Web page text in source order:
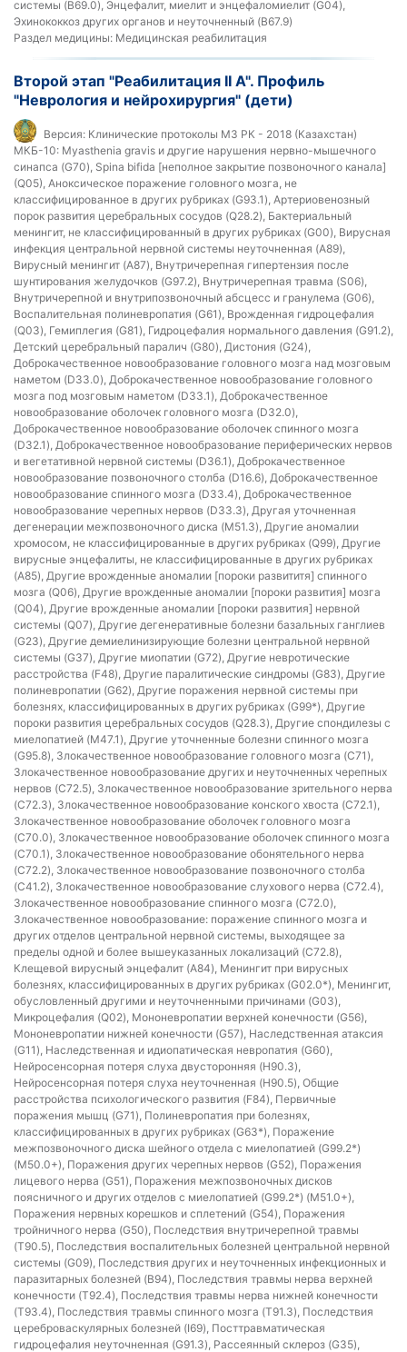
системы (B69.0), Энцефалит, миелит и энцефаломиелит (G04),
Эхинококкоз других органов и неуточненный (B67.9)
Раздел медицины: Медицинская реабилитация
Второй этап "Реабилитация II А". Профиль
"Неврология и нейрохирургия" (дети)
Версия: Клинические протоколы МЗ РК - 2018 (Казахстан)
МКБ-10: Myasthenia gravis и другие нарушения нервно-мышечного
синапса (G70), Spina bifida [неполное закрытие позвоночного канала]
(Q05), Аноксическое поражение головного мозга, не
классифицированное в других рубриках (G93.1), Артериовенозный
порок развития церебральных сосудов (Q28.2), Бактериальный
менингит, не классифицированный в других рубриках (G00), Вирусная
инфекция центральной нервной системы неуточненная (A89),
Вирусный менингит (A87), Внутричерепная гипертензия после
шунтирования желудочков (G97.2), Внутричерепная травма (S06),
Внутричерепной и внутрипозвоночный абсцесс и гранулема (G06),
Воспалительная полиневропатия (G61), Врожденная гидроцефалия
(Q03), Гемиплегия (G81), Гидроцефалия нормального давления (G91.2),
Детский церебральный паралич (G80), Дистония (G24),
Доброкачественное новообразование головного мозга над мозговым
наметом (D33.0), Доброкачественное новообразование головного
мозга под мозговым наметом (D33.1), Доброкачественное
новообразование оболочек головного мозга (D32.0),
Доброкачественное новообразование оболочек спинного мозга
(D32.1), Доброкачественное новообразование периферических нервов
и вегетативной нервной системы (D36.1), Доброкачественное
новообразование позвоночного столба (D16.6), Доброкачественное
новообразование спинного мозга (D33.4), Доброкачественное
новообразование черепных нервов (D33.3), Другая уточненная
дегенерации межпозвоночного диска (M51.3), Другие аномалии
хромосом, не классифицированные в других рубриках (Q99), Другие
вирусные энцефалиты, не классифицированные в других рубриках
(A85), Другие врожденные аномалии [пороки развититя] спинного
мозга (Q06), Другие врожденные аномалии [пороки развития] мозга
(Q04), Другие врожденные аномалии [пороки развития] нервной
системы (Q07), Другие дегенеративные болезни базальных ганглиев
(G23), Другие демиелинизирующие болезни центральной нервной
системы (G37), Другие миопатии (G72), Другие невротические
расстройства (F48), Другие паралитические синдромы (G83), Другие
полиневропатии (G62), Другие поражения нервной системы при
болезнях, классифицированных в других рубриках (G99*), Другие
пороки развития церебральных сосудов (Q28.3), Другие спондилезы с
миелопатией (M47.1), Другие уточненные болезни спинного мозга
(G95.8), Злокачественное новообразование головного мозга (C71),
Злокачественное новообразование других и неуточненных черепных
нервов (C72.5), Злокачественное новообразование зрительного нерва
(C72.3), Злокачественное новообразование конского хвоста (C72.1),
Злокачественное новообразование оболочек головного мозга
(C70.0), Злокачественное новообразование оболочек спинного мозга
(C70.1), Злокачественное новообразование обонятельного нерва
(C72.2), Злокачественное новообразование позвоночного столба
(C41.2), Злокачественное новообразование слухового нерва (C72.4),
Злокачественное новообразование спинного мозга (C72.0),
Злокачественное новообразование: поражение спинного мозга и
других отделов центральной нервной системы, выходящее за
пределы одной и более вышеуказанных локализаций (C72.8),
Клещевой вирусный энцефалит (A84), Менингит при вирусных
болезнях, классифицированных в других рубриках (G02.0*), Менингит,
обусловленный другими и неуточненными причинами (G03),
Микроцефалия (Q02), Мононевропатии верхней конечности (G56),
Мононевропатии нижней конечности (G57), Наследственная атаксия
(G11), Наследственная и идиопатическая невропатия (G60),
Нейросенсорная потеря слуха двусторонняя (H90.3),
Нейросенсорная потеря слуха неуточненная (H90.5), Общие
расстройства психологического развития (F84), Первичные
поражения мышц (G71), Полиневропатия при болезнях,
классифицированных в других рубриках (G63*), Поражение
межпозвоночного диска шейного отдела с миелопатией (G99.2*)
(M50.0+), Поражения других черепных нервов (G52), Поражения
лицевого нерва (G51), Поражения межпозвоночных дисков
поясничного и других отделов с миелопатией (G99.2*) (M51.0+),
Поражения нервных корешков и сплетений (G54), Поражения
тройничного нерва (G50), Последствия внутричерепной травмы
(T90.5), Последствия воспалительных болезней центральной нервной
системы (G09), Последствия других и неуточненных инфекционных и
паразитарных болезней (B94), Последствия травмы нерва верхней
конечности (T92.4), Последствия травмы нерва нижней конечности
(T93.4), Последствия травмы спинного мозга (T91.3), Последствия
цереброваскулярных болезней (I69), Посттравматическая
гидроцефалия неуточненная (G91.3), Рассеянный склероз (G35),